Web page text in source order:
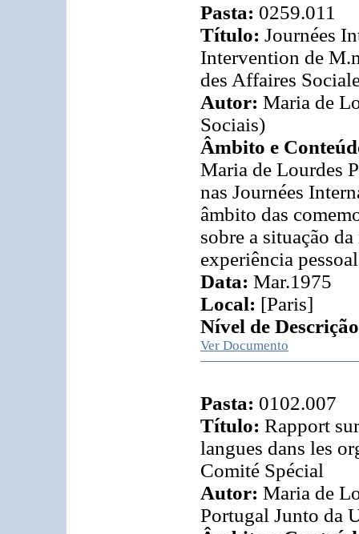
Pasta: 0259.011
Título: Journées
Intervention de
des Affaires
Autor: Maria de
Sociais)
Âmbito e
Maria de Lourdes
nas Journées
âmbito das
sobre a situação
experiência
Data: Mar.1975
Local: [Paris]
Nível de
Ver Documento
Pasta: 0102.007
Título: Rapport
langues dans les
Comité Spécial
Autor: Maria de
Portugal Junto da